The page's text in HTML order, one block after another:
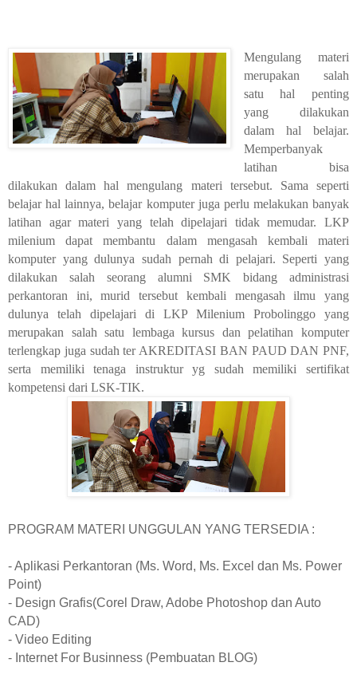
Mengulang materi
merupakan salah
satu hal penting
yang dilakukan
dalam hal belajar.
Memperbanyak
latihan bisa
dilakukan dalam hal mengulang materi tersebut. Sama seperti
belajar hal lainnya, belajar komputer juga perlu melakukan banyak
latihan agar materi yang telah dipelajari tidak memudar. LKP
milenium dapat membantu dalam mengasah kembali materi
komputer yang dulunya sudah pernah di pelajari. Seperti yang
dilakukan salah seorang alumni SMK bidang administrasi
perkantoran ini, murid tersebut kembali mengasah ilmu yang
dulunya telah dipelajari di LKP Milenium Probolinggo yang
merupakan salah satu lembaga kursus dan pelatihan komputer
terlengkap juga sudah ter AKREDITASI BAN PAUD DAN PNF,
serta memiliki tenaga instruktur yg sudah memiliki sertifikat
kompetensi dari LSK-TIK.
PROGRAM MATERI UNGGULAN YANG TERSEDIA :
- Aplikasi Perkantoran (Ms. Word, Ms. Excel dan Ms. Power
Point)
- Design Grafis(Corel Draw, Adobe Photoshop dan Auto
CAD)
- Video Editing
- Internet For Businness (Pembuatan BLOG)